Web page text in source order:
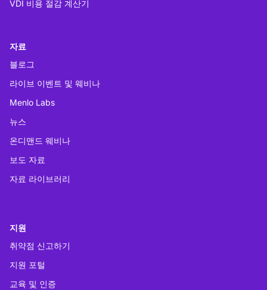
VDI 비용 절감 계산기
자료
블로그
라이브 이벤트 및 웨비나
Menlo Labs
뉴스
온디맨드 웨비나
보도 자료
자료 라이브러리
지원
취약점 신고하기
지원 포털
교육 및 인증